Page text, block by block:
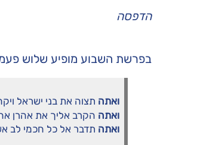
הדפסה
בפרשת השבוע מופיע שלוש
ואתה תצוה את בני ישראל
ואתה הקרב אליך את אהרן
ואתה תדבר אל כל חכמי לב